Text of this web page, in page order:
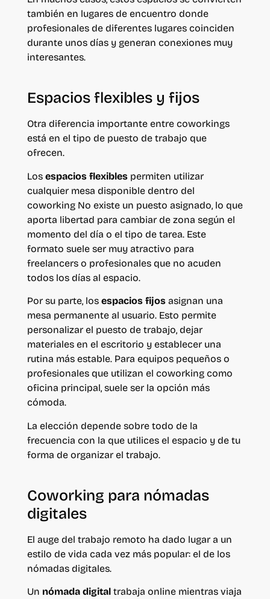
también en lugares de encuentro donde
profesionales de diferentes lugares coinciden
durante unos días y generan conexiones muy
interesantes.
Espacios flexibles y fijos
Otra diferencia importante entre coworkings
está en el tipo de puesto de trabajo que
ofrecen.
Los espacios flexiblespermiten utilizar
cualquier mesa disponible dentro del
coworking No existe un puesto asignado, lo que
aporta libertad para cambiar de zona según el
momento del día o el tipo de tarea. Este
formato suele ser muy atractivo para
freelancers o profesionales que no acuden
todos los días al espacio.
Por su parte, los espacios fijosasignan una
mesa permanente al usuario. Esto permite
personalizar el puesto de trabajo, dejar
materiales en el escritorio y establecer una
rutina más estable. Para equipos pequeños o
profesionales que utilizan el coworking como
oficina principal, suele ser la opción más
cómoda.
La elección depende sobre todo de la
frecuencia con la que utilices el espacio y de tu
forma de organizar el trabajo.
Coworking para nómadas
digitales
El auge del trabajo remoto ha dado lugar a un
estilo de vida cada vez más popular: el de los
nómadas digitales.
Un nómada digitaltrabaja online mientras viaja